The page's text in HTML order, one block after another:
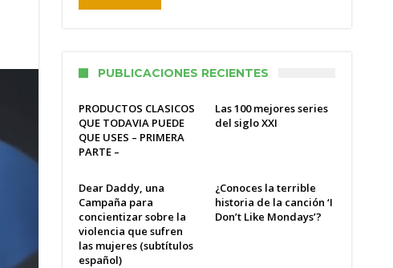
PUBLICACIONES RECIENTES
PRODUCTOS CLASICOS
QUE TODAVIA PUEDE
QUE USES – PRIMERA
PARTE –
Las 100 mejores series
del siglo XXI
Dear Daddy, una
Campaña para
concientizar sobre la
violencia que sufren
las mujeres (subtítulos
español)
¿Conoces la terrible
historia de la canción ‘I
Don’t Like Mondays’?